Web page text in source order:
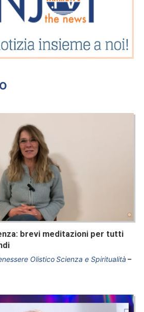
brevi meditazioni per tutti
OlisticoScienza e Spiritualità